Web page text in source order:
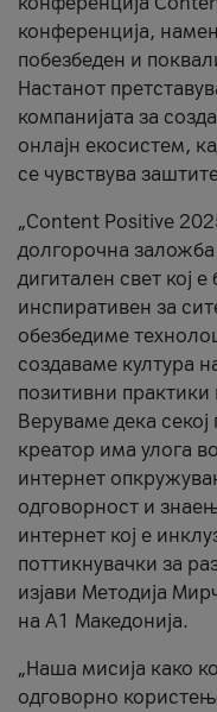
конференција,
побезбеден и
Настанот
компанијата за
онлајн екосистем,
се чувствува
„Content Positive
долгорочна
дигитален свет кој
инспиративен за
обезбедиме
создаваме култура
позитивни практики
Веруваме дека
креатор има улога
интернет
одговорност и
интернет кој е
поттикнувачки за
изјави Методија
на А1 Македонија.
„Наша мисија како
одговорно